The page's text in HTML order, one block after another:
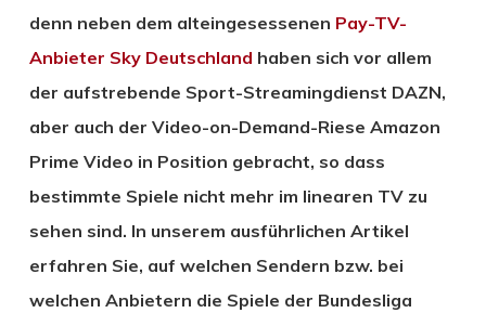
denn neben dem alteingesessenen Pay-TV-
Anbieter Sky Deutschland haben sich vor allem
der aufstrebende Sport-Streamingdienst DAZN,
aber auch der Video-on-Demand-Riese Amazon
Prime Video in Position gebracht, so dass
bestimmte Spiele nicht mehr im linearen TV zu
sehen sind. In unserem ausführlichen Artikel
erfahren Sie, auf welchen Sendern bzw. bei
welchen Anbietern die Spiele der Bundesliga